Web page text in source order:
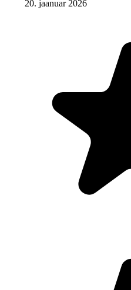
20. jaanuar 2026